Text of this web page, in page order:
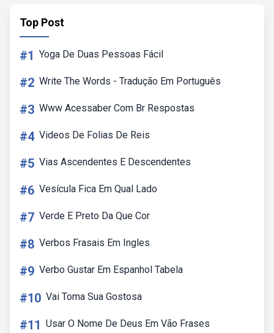
Top Post
#1 Yoga De Duas Pessoas Fácil
#2 Write The Words - Tradução Em Português
#3 Www Acessaber Com Br Respostas
#4 Videos De Folias De Reis
#5 Vias Ascendentes E Descendentes
#6 Vesícula Fica Em Qual Lado
#7 Verde E Preto Da Que Cor
#8 Verbos Frasais Em Ingles
#9 Verbo Gustar Em Espanhol Tabela
#10 Vai Toma Sua Gostosa
#11 Usar O Nome De Deus Em Vão Frases